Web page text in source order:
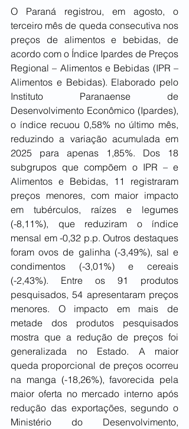
O Paraná registrou, em agosto, o
terceiro mês de queda consecutiva nos
preços de alimentos e bebidas, de
acordo com o Índice Ipardes de Preços
Regional – Alimentos e Bebidas (IPR –
Alimentos e Bebidas). Elaborado pelo
Instituto Paranaense de
Desenvolvimento Econômico (Ipardes),
o índice recuou 0,58% no último mês,
reduzindo a variação acumulada em
2025 para apenas 1,85%. Dos 18
subgrupos que compõem o IPR – e
Alimentos e Bebidas, 11 registraram
preços menores, com maior impacto
em tubérculos, raízes e legumes
(-8,11%), que reduziram o índice
mensal em -0,32 p.p. Outros destaques
foram ovos de galinha (-3,49%), sal e
condimentos (-3,01%) e cereais
(-2,43%). Entre os 91 produtos
pesquisados, 54 apresentaram preços
menores. O impacto em mais de
metade dos produtos pesquisados
mostra que a redução de preços foi
generalizada no Estado. A maior
queda proporcional de preços ocorreu
na manga (-18,26%), favorecida pela
maior oferta no mercado interno após
redução das exportações, segundo o
Ministério do Desenvolvimento,